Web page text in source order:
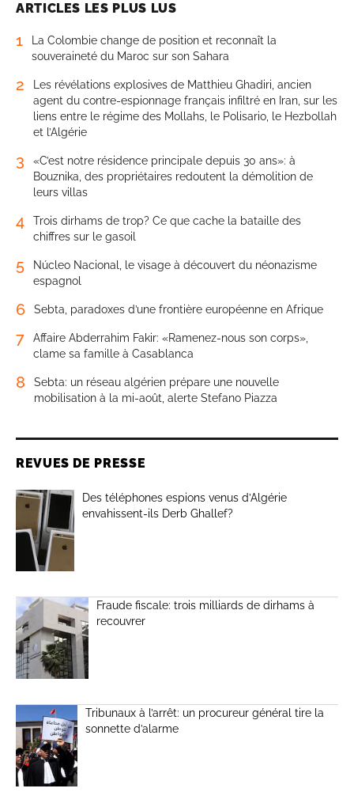
ARTICLES LES PLUS LUS
1
La Colombie change de position et reconnaît la
souveraineté du Maroc sur son Sahara
2
Les révélations explosives de Matthieu Ghadiri, ancien
agent du contre-espionnage français infiltré en Iran, sur les
liens entre le régime des Mollahs, le Polisario, le Hezbollah
et l’Algérie
3
«C’est notre résidence principale depuis 30 ans»: à
Bouznika, des propriétaires redoutent la démolition de
leurs villas
4
Trois dirhams de trop? Ce que cache la bataille des
chiffres sur le gasoil
5
Núcleo Nacional, le visage à découvert du néonazisme
espagnol
6 Sebta, paradoxes d’une frontière européenne en Afrique
7
Affaire Abderrahim Fakir: «Ramenez-nous son corps»,
clame sa famille à Casablanca
8
Sebta: un réseau algérien prépare une nouvelle
mobilisation à la mi-août, alerte Stefano Piazza
REVUES DE PRESSE
Des téléphones espions venus d’Algérie
envahissent-ils Derb Ghallef?
Fraude fiscale: trois milliards de dirhams à
recouvrer
Tribunaux à l’arrêt: un procureur général tire la
sonnette d’alarme